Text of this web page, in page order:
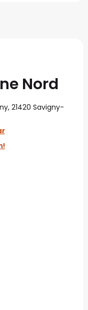
Nord
21420 Savigny-